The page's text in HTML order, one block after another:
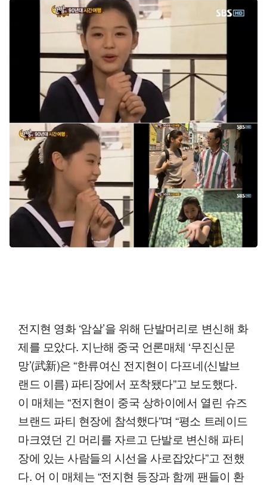
전지현 영화 ‘암살’을 위해 단발머리로 변신해 화
제를 모았다. 지난해 중국 언론매체 ‘무진신문
망’(武新)은 “한류여신 전지현이 다프네(신발브
랜드 이름) 파티장에서 포착됐다”고 보도했다.
이 매체는 “전지현이 중국 상하이에서 열린 슈즈
브랜드 파티 현장에 참석했다”며 “평소 트레이드
마크였던 긴 머리를 자르고 단발로 변신해 파티
장에 있는 사람들의 시선을 사로잡았다”고 전했
다. 어 이 매체는 “전지현 등장과 함께 팬들이 환